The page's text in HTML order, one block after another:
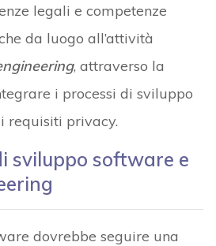
legali e competenze
da luogo all’attività
, attraverso la
i processi di sviluppo
requisiti privacy.
sviluppo software e
dovrebbe seguire una